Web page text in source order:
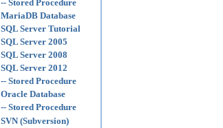
-- Stored Procedure
MariaDB Database
SQL Server Tutorial
SQL Server 2005
SQL Server 2008
SQL Server 2012
-- Stored Procedure
Oracle Database
-- Stored Procedure
SVN (Subversion)